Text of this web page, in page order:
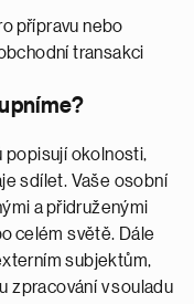
přípravu nebo
transakci
popisují okolnosti,
sdílet. Vaše osobní
a přidruženými
celém světě. Dále
subjektům,
zpracování v souladu